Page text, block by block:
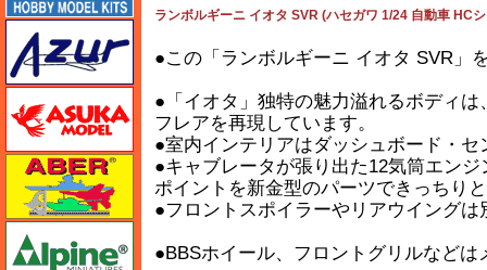
ランボルギーニ イオタ SVR (ハセガワ 1/24 自動車 HC
●この「ランボルギーニ イオタ SVR」
●「イオタ」独特の魅力溢れるボディ
フレアを再現しています。
●室内インテリアはダッシュボード・
●キャブレータが張り出た12気筒エン
ポイントを新金型のパーツできっちり
●フロントスポイラーやリアウイングは
●BBSホイール、フロントグリルなど
アスカモデル
アベール